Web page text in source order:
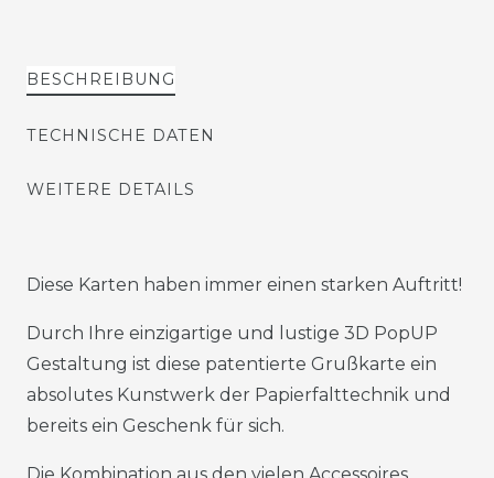
BESCHREIBUNG
TECHNISCHE DATEN
WEITERE DETAILS
Diese Karten haben immer einen starken Auftritt!
Durch Ihre einzigartige und lustige 3D PopUP
Gestaltung ist diese patentierte Grußkarte ein
absolutes Kunstwerk der Papierfalttechnik und
bereits ein Geschenk für sich.